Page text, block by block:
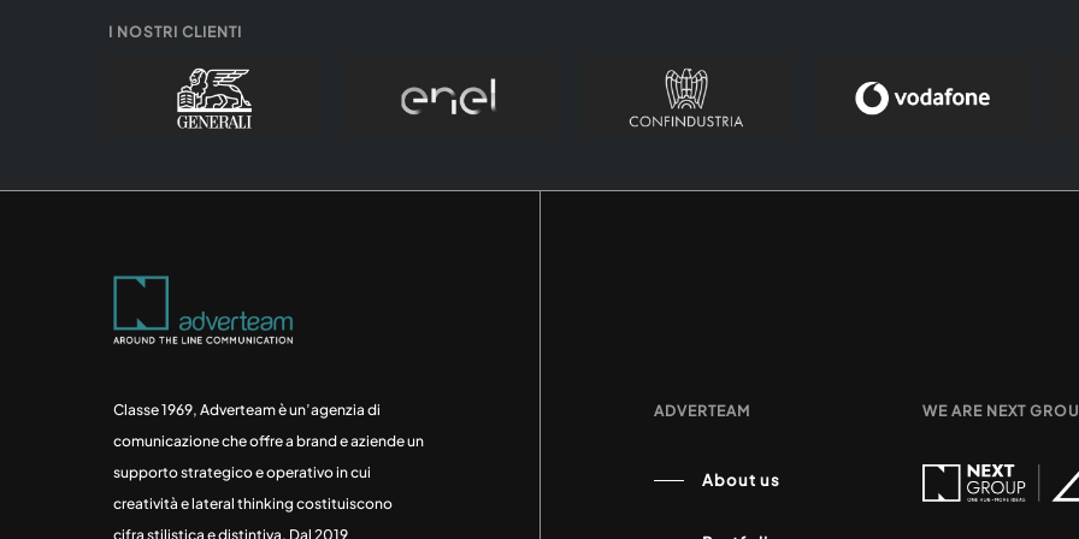
I NOSTRI CLIENTI
Classe 1969, Adverteam è un’agenzia di
comunicazione che offre a brand e aziende un
supporto strategico e operativo in cui
creatività e lateral thinking costituiscono
cifra stilistica e distintiva. Dal 2019
ADVERTEAM
About us
WE ARE NEXT